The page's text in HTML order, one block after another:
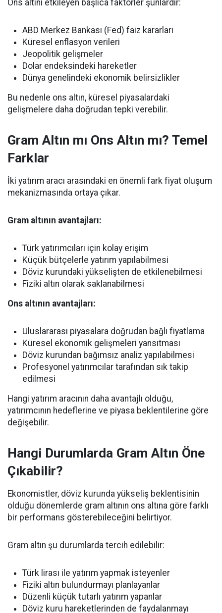
Ons altını etkileyen başlıca faktörler şunlardır:
ABD Merkez Bankası (Fed) faiz kararları
Küresel enflasyon verileri
Jeopolitik gelişmeler
Dolar endeksindeki hareketler
Dünya genelindeki ekonomik belirsizlikler
Bu nedenle ons altın, küresel piyasalardaki
gelişmelere daha doğrudan tepki verebilir.
Gram Altın mı Ons Altın mı? Temel
Farklar
İki yatırım aracı arasındaki en önemli fark fiyat oluşum
mekanizmasında ortaya çıkar.
Gram altının avantajları:
Türk yatırımcıları için kolay erişim
Küçük bütçelerle yatırım yapılabilmesi
Döviz kurundaki yükselişten de etkilenebilmesi
Fiziki altın olarak saklanabilmesi
Ons altının avantajları:
Uluslararası piyasalara doğrudan bağlı fiyatlama
Küresel ekonomik gelişmeleri yansıtması
Döviz kurundan bağımsız analiz yapılabilmesi
Profesyonel yatırımcılar tarafından sık takip
edilmesi
Hangi yatırım aracının daha avantajlı olduğu,
yatırımcının hedeflerine ve piyasa beklentilerine göre
değişebilir.
Hangi Durumlarda Gram Altın Öne
Çıkabilir?
Ekonomistler, döviz kurunda yükseliş beklentisinin
olduğu dönemlerde gram altının ons altına göre farklı
bir performans gösterebileceğini belirtiyor.
Gram altın şu durumlarda tercih edilebilir:
Türk lirası ile yatırım yapmak isteyenler
Fiziki altın bulundurmayı planlayanlar
Düzenli küçük tutarlı yatırım yapanlar
Döviz kuru hareketlerinden de faydalanmayı